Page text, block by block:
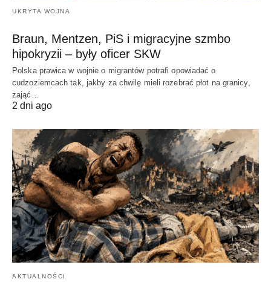
UKRYTA WOJNA
Braun, Mentzen, PiS i migracyjne szmbo
hipokryzii – były oficer SKW
Polska prawica w wojnie o migrantów potrafi opowiadać o
cudzoziemcach tak, jakby za chwilę mieli rozebrać płot na granicy,
zająć…
2 dni ago
AKTUALNOŚCI